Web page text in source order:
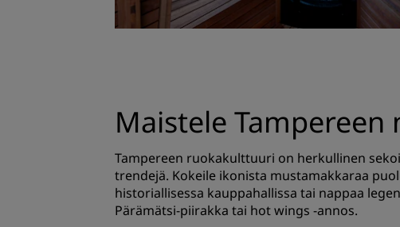
Maistele Tampereen
Tampereen ruokakulttuuri on herkullinen
trendejä. Kokeile ikonista mustamakkaraa
historiallisessa kauppahallissa tai nappaa
Pärämätsi-piirakka tai hot wings -annos.